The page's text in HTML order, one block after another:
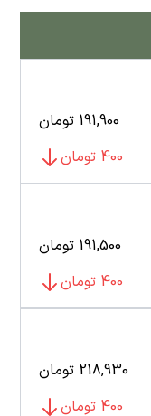
191,900 تومان
400 تومان
191,500 تومان
400 تومان
218,930 تومان
400 تومان